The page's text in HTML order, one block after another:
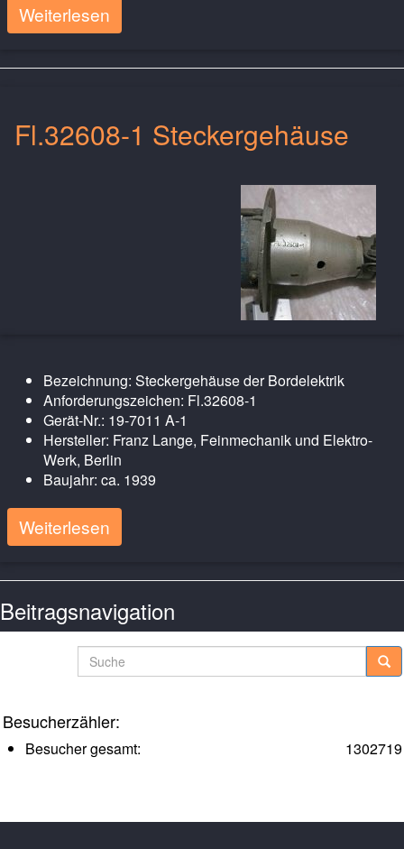
Weiterlesen
Fl.32608-1 Steckergehäuse
Bezeichnung: Steckergehäuse der Bordelektrik
Anforderungszeichen: Fl.32608-1
Gerät-Nr.: 19-7011 A-1
Hersteller: Franz Lange, Feinmechanik und Elektro-
Werk, Berlin
Baujahr: ca. 1939
Weiterlesen
Beitragsnavigation
Suche
Besucherzähler:
1302719
Besucher gesamt: